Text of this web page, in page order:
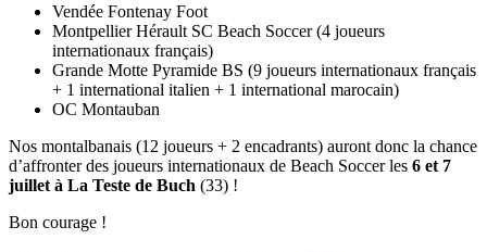
Vendée Fontenay Foot
Montpellier Hérault SC Beach Soccer (4 joueurs
internationaux français)
Grande Motte Pyramide BS (9 joueurs internationaux français
+ 1 international italien + 1 international marocain)
OC Montauban
Nos montalbanais (12 joueurs + 2 encadrants) auront donc la chance
d’affronter des joueurs internationaux de Beach Soccer les 6 et 7
juillet à La Teste de Buch (33) !
Bon courage !